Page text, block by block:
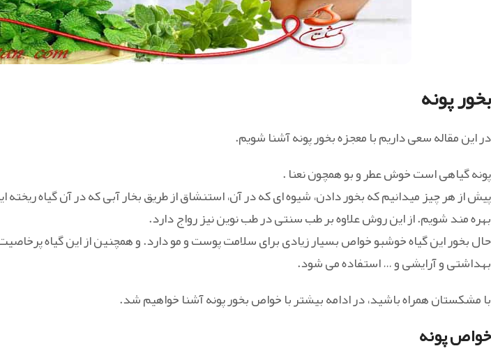
بخور پونه
در این مقاله سعی داریم با معجزه بخور پونه آشنا شویم.
پونه گیاهی است خوش عطر و بو همچون نعنا .
پیش از هر چیز میدانیم که بخور دادن، شیوه ای که در آن، استنشاق از طریق بخار آبی که در آن گیاه
بهره مند شویم. از این روش علاوه بر طب سنتی در طب نوین نیز رواج دارد.
حال بخور این گیاه خوشبو خواص بسیار زیادی برای سلامت پوست و مو دارد. و همچنین از این گیاه پرخاصیت
بهداشتی و آرایشی و … استفاده می‌ شود.
با مشکستان همراه باشید، در ادامه بیشتر با خواص بخور پونه آشنا خواهیم شد.
خواص پونه